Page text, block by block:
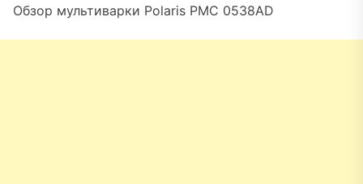
Обзор мультиварки Polaris PMC 0538AD